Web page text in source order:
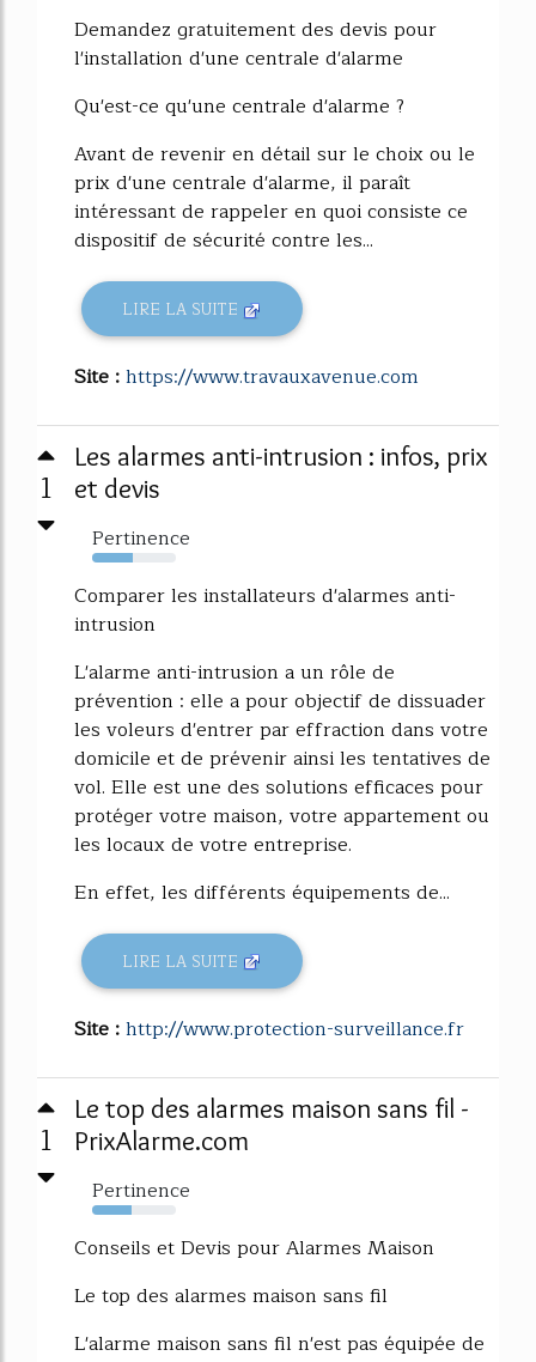
Demandez gratuitement des devis pour
l'installation d'une centrale d'alarme
Qu'est-ce qu'une centrale d'alarme ?
Avant de revenir en détail sur le choix ou le
prix d'une centrale d'alarme, il paraît
intéressant de rappeler en quoi consiste ce
dispositif de sécurité contre les...
LIRE LA SUITE
Site :https://www.travauxavenue.com
1
Les alarmes anti-intrusion : infos, prix
et devis
Pertinence
48%
Comparer les installateurs d'alarmes anti-
intrusion
L'alarme anti-intrusion a un rôle de
prévention : elle a pour objectif de dissuader
les voleurs d'entrer par effraction dans votre
domicile et de prévenir ainsi les tentatives de
vol. Elle est une des solutions efficaces pour
protéger votre maison, votre appartement ou
les locaux de votre entreprise.
En effet, les différents équipements de...
LIRE LA SUITE
Site :http://www.protection-surveillance.fr
1
Le top des alarmes maison sans fil -
PrixAlarme.com
Pertinence
47%
Conseils et Devis pour Alarmes Maison
Le top des alarmes maison sans fil
L'alarme maison sans fil n'est pas équipée de